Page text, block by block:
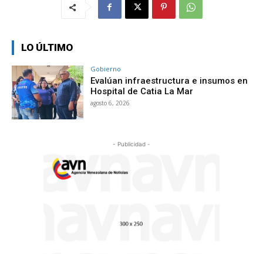
LO ÚLTIMO
Gobierno
Evalúan infraestructura e insumos en
Hospital de Catia La Mar
agosto 6, 2026
- Publicidad -